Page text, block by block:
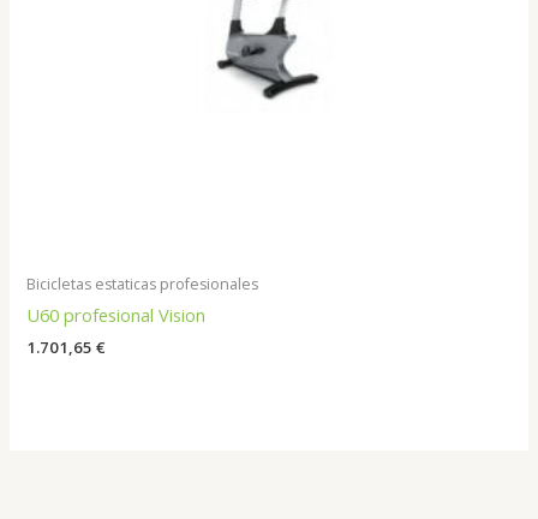
Bicicletas estaticas profesionales
U60 profesional Vision
1.701,65€